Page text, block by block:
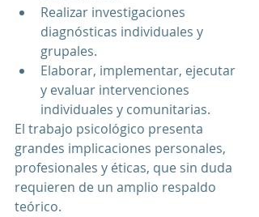
Realizar investigaciones
diagnósticas individuales y
grupales.
Elaborar, implementar, ejecutar
y evaluar intervenciones
individuales y comunitarias.
El trabajo psicológico presenta
grandes implicaciones personales,
profesionales y éticas, que sin duda
requieren de un amplio respaldo
teórico.